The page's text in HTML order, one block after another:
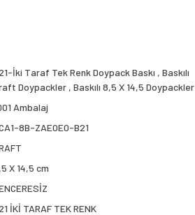
İki Taraf Tek Renk Doypack Baskı ,Baskılı
Doypackler ,Baskılı 8,5 X 14,5 Doypackler
Ambalaj
8B-ZAE0E0-B21
X 14,5 cm
İKİ TARAF TEK RENK